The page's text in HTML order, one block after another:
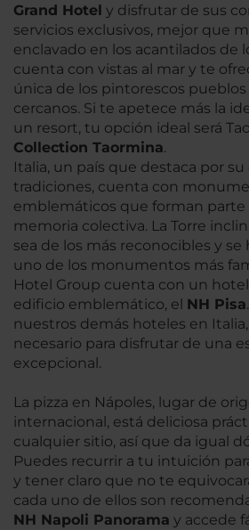
Grand Hotel y disfrutar de sus
servicios exclusivos, mejor que
enclavado en los acantilados de
cuenta con vistas al mar y te
única de los pintorescos
cercanos. Si te apetece más la
un resort, tu opción ideal será
Collection Taormina.
Italia, un país que destaca por
tradiciones, cuenta con
emblemáticos que forman parte
memoria colectiva. La Torre
sea de los más reconocibles y
uno de los monumentos más
Hotel Group cuenta con un
edificio emblemático, el NH Pisa
nuestros demás hoteles en
necesario para disfrutar de una
excepcional.
La pizza en Nápoles, lugar de
internacional, está deliciosa
cualquier sitio, así que da igual
Puedes recurrir a tu intuición
y tener claro que no te
cada uno de ellos son
NH Napoli Panorama y accede